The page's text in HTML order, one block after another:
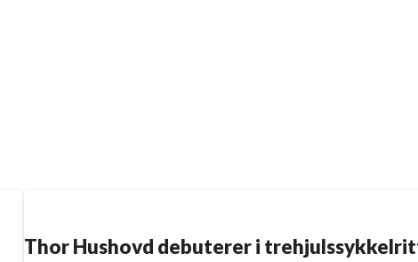
Thor Hushovd debuterer i